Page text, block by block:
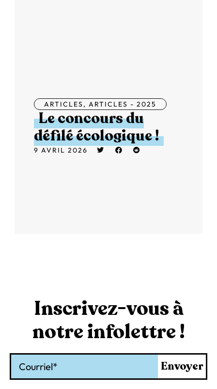
ARTICLES, ARTICLES - 2025
Le concours du
défilé écologique !
9 AVRIL 2026
Inscrivez-vous à
notre infolettre !
Envoyer